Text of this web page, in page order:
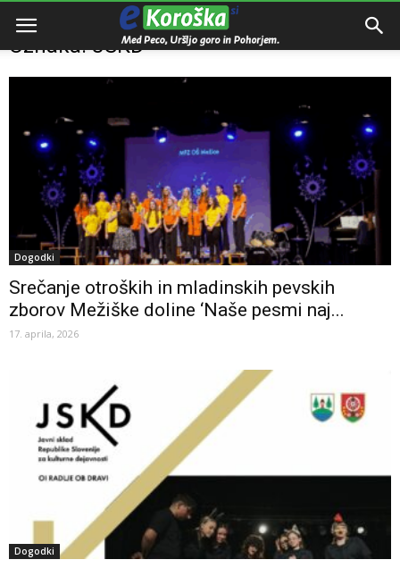
Domov JSKD
Oznaka: JSKD
Dogodki
Srečanje otroških in mladinskih pevskih
zborov Mežiške doline ‘Naše pesmi naj...
17. aprila, 2026
Dogodki